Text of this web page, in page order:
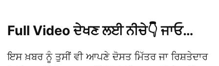
Full Video ਦੇਖਣ ਲਈ ਨੀਚੇ👇 ਜਾਓ…
ਇਸ ਖ਼ਬਰ ਨੂੰ ਤੁਸੀਂ ਵੀ ਆਪਣੇ ਦੋਸਤ ਮਿੱਤਰ ਜਾ ਰਿਸ਼ਤੇਦਾਰ